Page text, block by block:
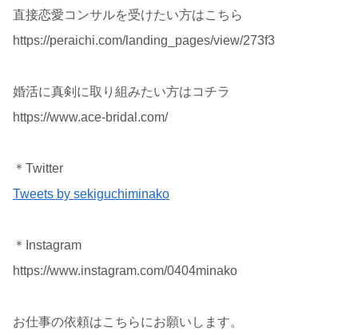
直接恋愛コンサルを受けたい方はこちら
https://peraichi.com/landing_pages/view/273f3
婚活に真剣に取り組みたい方はコチラ
https://www.ace-bridal.com/
＊Twitter
Tweets by sekiguchiminako
＊Instagram
https://www.instagram.com/0404minako
お仕事の依頼はこちらにお願いします。